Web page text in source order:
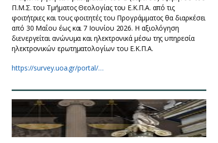
Π.Μ.Σ. του Τμήματος Θεολογίας του Ε.Κ.Π.Α. από τις
φοιτήτριες και τους φοιτητές του Προγράμματος θα διαρκέσει
από 30 Μαΐου έως και 7 Ιουνίου 2026. Η αξιολόγηση
διενεργείται ανώνυμα και ηλεκτρονικά μέσω της υπηρεσία
ηλεκτρονικών ερωτηματολογίων του Ε.Κ.Π.Α.
https://survey.uoa.gr/portal/…